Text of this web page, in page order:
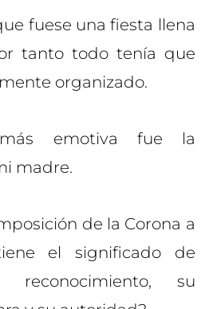
fuese una fiesta llena
tanto todo tenía que
organizado.
emotiva fue la
madre.
de la Corona a
el significado de
reconocimiento, su